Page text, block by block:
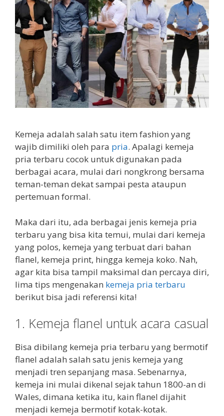
Kemeja adalah salah satu item fashion yang
wajib dimiliki oleh para pria. Apalagi kemeja
pria terbaru cocok untuk digunakan pada
berbagai acara, mulai dari nongkrong bersama
teman-teman dekat sampai pesta ataupun
pertemuan formal.
Maka dari itu, ada berbagai jenis kemeja pria
terbaru yang bisa kita temui, mulai dari kemeja
yang polos, kemeja yang terbuat dari bahan
flanel, kemeja print, hingga kemeja koko. Nah,
agar kita bisa tampil maksimal dan percaya diri,
lima tips mengenakan kemeja pria terbaru
berikut bisa jadi referensi kita!
1. Kemeja flanel untuk acara casual
Bisa dibilang kemeja pria terbaru yang bermotif
flanel adalah salah satu jenis kemeja yang
menjadi tren sepanjang masa. Sebenarnya,
kemeja ini mulai dikenal sejak tahun 1800-an di
Wales, dimana ketika itu, kain flanel dijahit
menjadi kemeja bermotif kotak-kotak.